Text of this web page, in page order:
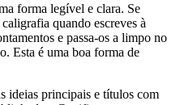
forma legível e clara. Se
quando escreves à
e passa-os a limpo no
Esta é uma boa forma de
ideias principais e títulos com